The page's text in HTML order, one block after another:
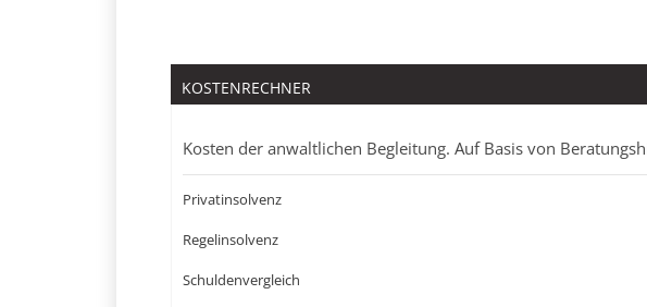
KOSTENRECHNER
Kosten der anwaltlichen Begleitung. Auf Basis von
Privatinsolvenz
Regelinsolvenz
Schuldenvergleich